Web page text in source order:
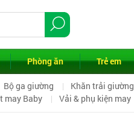
Phòng ăn Trẻ em
Bộ ga giường Khăn trải giường
may Baby Vải & phụ kiện may